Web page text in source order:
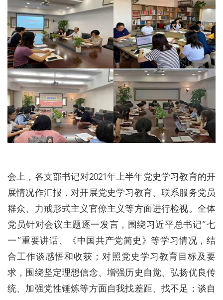
会上，各支部书记对2021年上半年党史学习教育的开
展情况作汇报，对开展党史学习教育、联系服务党员
群众、力戒形式主义官僚主义等方面进行检视。全体
党员针对会议主题逐一发言，围绕习近平总书记“七
一”重要讲话、《中国共产党简史》等学习情况，结
合工作谈感悟和收获；对照党史学习教育目标及要
求，围绕坚定理想信念、增强历史自觉、弘扬优良传
统、加强党性锤炼等方面自我找差距、找不足；谈自